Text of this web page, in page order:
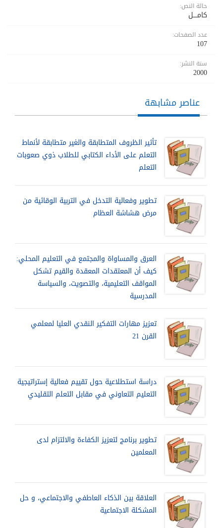
حالة النص:
كامــــل
عدد الصفحات:
107
سنة النشر:
2000
عناصر مشابهة
تأثير الظروف المتطابقة والغير متطابقة لأنماط
التعلم على الأداء الكتابي للطلاب ذوي صعوبات
التعلم
تطوير وفعالية التدخل في التربية الوقائية من
مرض هشاشة العظام
العرق والمساواة والمجتمع في التعليم المحلي:
كيف أن المعتقدات المعقدة والقيم تشكل
المواقف التعليمية، والتصويت، والسياسة
المدرسية
تعزيز مهارات التفكير النقدي العليا لمعلمي
القرن 21
دراسة استطلاعية حول تقييم فعالية إستراتيجية
التعليم التعاوني في مقابل التعلم التقليدي
تطوير برنامج لتعزيز الكفاءة والالتزام لدى
المعلمين
العلاقة بين الذكاء العاطفي والاجتماعي، و حل
المشكلة الاجتماعية